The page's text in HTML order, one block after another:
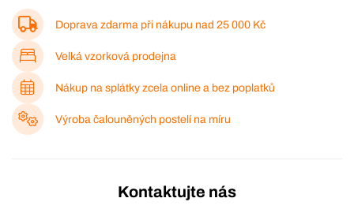
Doprava zdarma při nákupu nad 25 000 Kč
Velká vzorková prodejna
Nákup na splátky zcela online a bez poplatků
Výroba čalouněných postelí na míru
Kontaktujte nás